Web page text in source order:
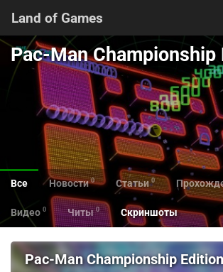
Land of Games
Pac-Man Championship
Все Новости 0 Статьи 0
Видео 0 Читы 0 Скриншоты
Pac-Man Championship